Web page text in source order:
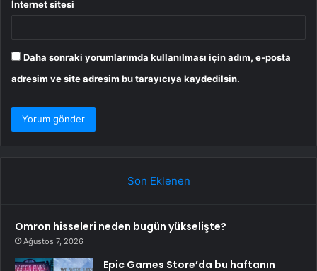
İnternet sitesi
Daha sonraki yorumlarımda kullanılması için adım, e-posta
adresim ve site adresim bu tarayıcıya kaydedilsin.
Son Eklenen
Omron hisseleri neden bugün yükselişte?
Ağustos 7, 2026
Epic Games Store’da bu haftanın